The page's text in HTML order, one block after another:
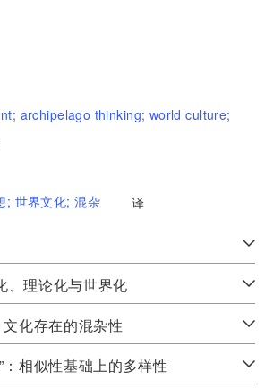
archipelago thinking; world culture;
; 世界文化;混杂 译
、理论化与世界化
文化存在的混杂性
：相似性基础上的多样性